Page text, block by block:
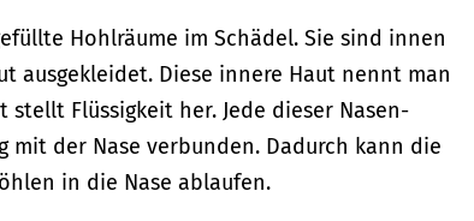
Hohlräume im Schädel. Sie sind innen
ausgekleidet. Diese innere Haut nennt man
Flüssigkeit her. Jede dieser Nasen-
der Nase verbunden. Dadurch kann die
in die Nase ablaufen.